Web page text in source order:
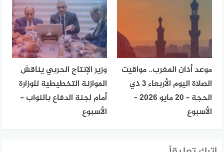
موعد أذان المغرب.. مواقيت
الصلاة اليوم الأربعاء 3 ذي
الحجة – 20 مايو 2026 –
الأسبوع
وزير الإنتاج الحربي يناقش
الموازنة التخطيطية للوزارة
أمام لجنة الدفاع بالنواب –
الأسبوع